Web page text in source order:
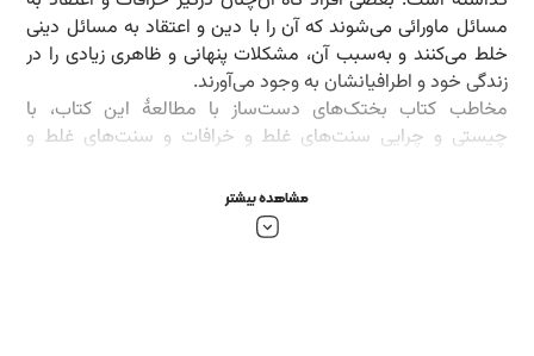
مسائل ماورائی می‌شوند که آن را با دین و اعتقاد به مسائل دینی
خلط می‌کنند و به‌سبب آن، مشکلات پنهانی و ظاهری زیادی را در
زندگی خود و اطرافیانشان به وجود می‌آورند.
مخاطب کتاب بختک‌های دست‌ساز با مطالعۀ این کتاب، با
چیستی و چرایی سنت‌های غلط و خرافات و سنت‌های غلط و
می‌شود. ازجملۀ این سنت‌ها و خرافات، باران روز عروسی، قفل‌زدن
به امامزاده، آب دباغ‌خانه، فال‌گیری، دعانویسی و اسپند و گشایش
مشاهده بیشتر